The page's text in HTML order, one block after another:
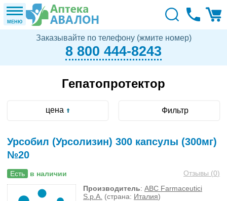
МЕНЮ
Заказывайте по телефону (жмите номер)
8 800 444-8243
Гепатопротектор
цена Фильтр
Урсобил (Урсолизин) 300 капсулы (300мг)
№20
Есть в наличии Отзывы (0)
Производитель: ABC Farmaceutici
S.p.A. (страна: Италия)